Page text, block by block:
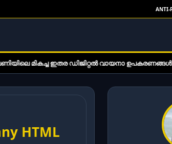
ANTI-
ഇതര ഡിജിറ്റൽ വായനാ ഉപകരണങ്ങൾ
HTML